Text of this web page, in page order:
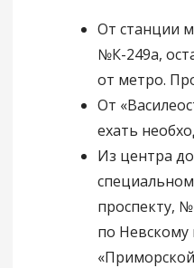
От станции
№К-249а,
от метро.
От
ехать
Из центра
проспекту,
по Невскому